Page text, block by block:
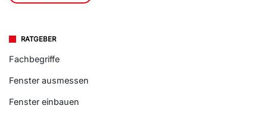
RATGEBER
Fachbegriffe
Fenster ausmessen
Fenster einbauen